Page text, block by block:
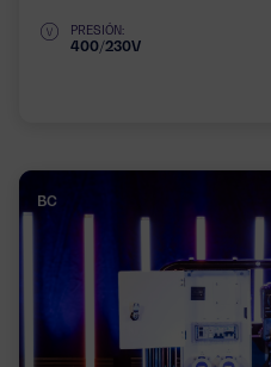
PRESIÓN:
400/230V
BC